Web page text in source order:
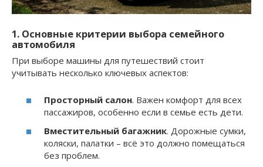
1. Основные критерии выбора семейного
автомобиля
При выборе машины для путешествий стоит
учитывать несколько ключевых аспектов:
Просторный салон. Важен комфорт для всех
пассажиров, особенно если в семье есть дети.
Вместительный багажник. Дорожные сумки,
коляски, палатки – всё это должно помещаться
без проблем.